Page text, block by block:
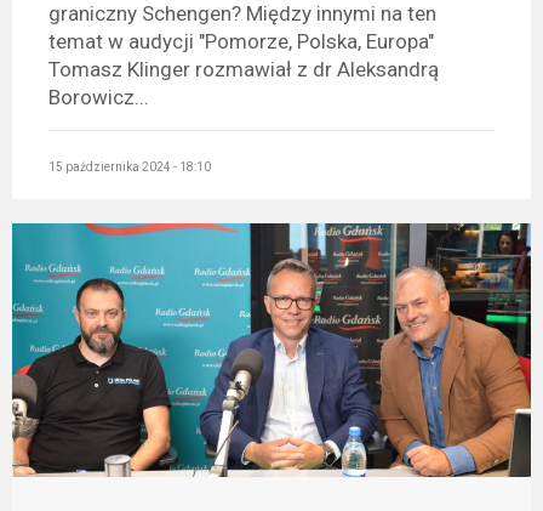
graniczny Schengen? Między innymi na ten
temat w audycji "Pomorze, Polska, Europa"
Tomasz Klinger rozmawiał z dr Aleksandrą
Borowicz...
15 października 2024 - 18:10